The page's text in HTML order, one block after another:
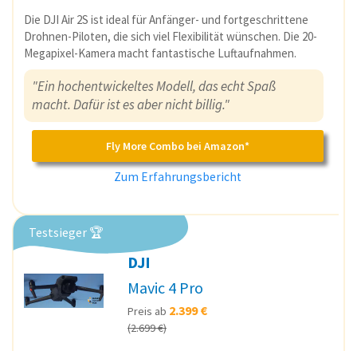
Die DJI Air 2S ist ideal für Anfänger- und fortgeschrittene
Drohnen-Piloten, die sich viel Flexibilität wünschen. Die 20-
Megapixel-Kamera macht fantastische Luftaufnahmen.
"Ein hochentwickeltes Modell, das echt Spaß
macht. Dafür ist es aber nicht billig."
Fly More Combo bei Amazon*
Zum Erfahrungsbericht
Testsieger 🏆
DJI
Mavic 4 Pro
Preis ab 2.399 €
(2.699 €)